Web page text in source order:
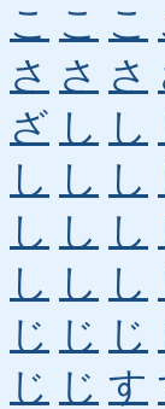
こ こ こ
さ さ さ
ざ し し
し し し
し し し
し し し
じ じ じ
じ じ す